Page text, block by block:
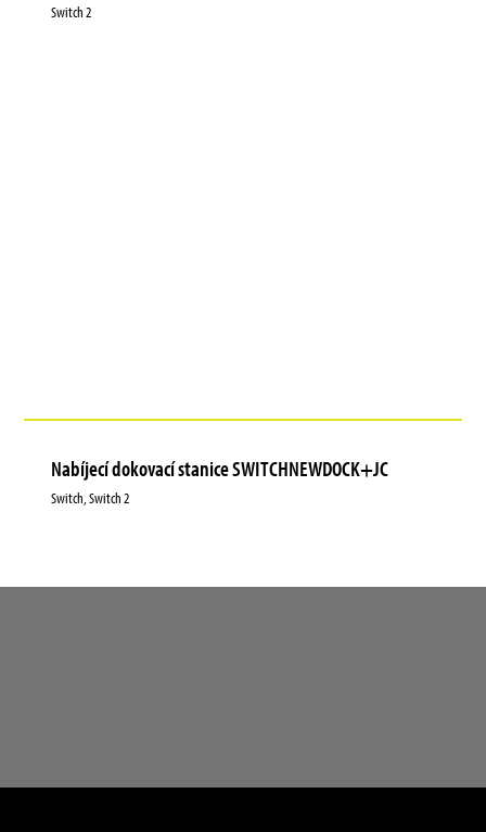
Switch 2
Nabíjecí dokovací stanice SWITCHNEWDOCK+JC
Switch, Switch 2